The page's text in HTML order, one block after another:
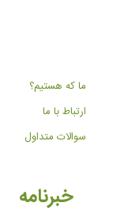
ما که هستیم؟
ارتباط با ما
سوالات متداول
خبرنامه